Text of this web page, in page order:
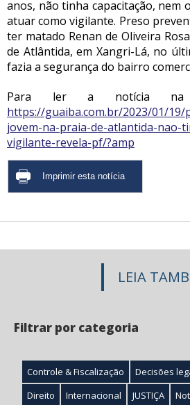
anos, não tinha capacitação, nem
atuar como vigilante. Preso
ter matado Renan de Oliveira
de Atlântida, em Xangri-Lá, no
fazia a segurança do bairro
Para ler a notícia na
https://guaiba.com.br/2023/01/
jovem-na-praia-de-atlantida-nao-
vigilante-revela-pf/?amp
LEIA
Filtrar por categoria
Controle & Fiscalização Decisões
Direito
Internacional JUSTIÇA